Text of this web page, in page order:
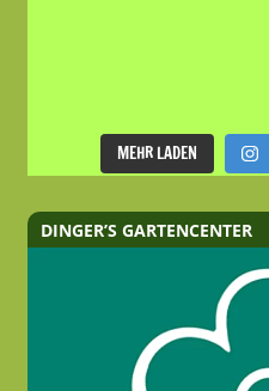
MEHR LADEN
DINGER’S GARTENCENTER